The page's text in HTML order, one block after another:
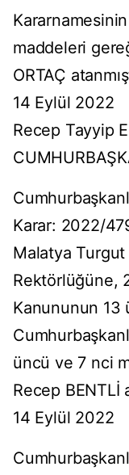
maddeleri
ORTAÇ
14 Eylül 2022
Recep Tayyip
Karar: 2022/
Malatya
Rektörlüğüne,
Kanununun 13
üncü ve 7 nci
Recep BENTLİ
14 Eylül 2022